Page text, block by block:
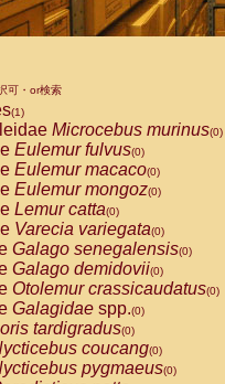
可・or検索
(1)
Microcebus murinus(0)
Eulemur fulvus(0)
Eulemur macaco(0)
Eulemur mongoz(0)
Lemur catta(0)
Varecia variegata(0)
Galago senegalensis(0)
Galago demidovii(0)
Otolemur crassicaudatus(0)
Galagidae spp.(0)
tardigradus(0)
coucang(0)
pygmaeus(0)